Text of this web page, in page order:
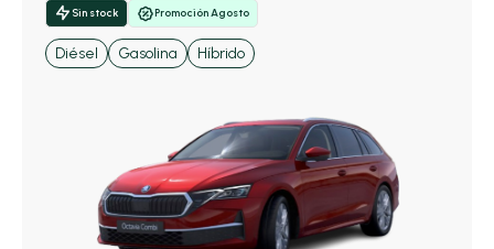
Sin stock Promoción Agosto
Diésel Gasolina Híbrido